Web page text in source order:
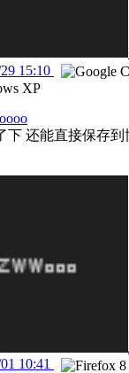
15:10
下 还能直接保存到
10:41